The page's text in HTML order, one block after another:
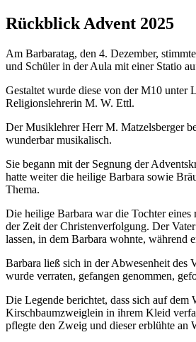
Rückblick Advent 2025
Am Barbaratag, den 4. Dezember,
und Schüler in der Aula mit einer Statio
Gestaltet wurde diese von der M10 unter
Religionslehrerin M. W. Ettl.
Der Musiklehrer Herr M. Matzelsberger
wunderbar musikalisch.
Sie begann mit der Segnung der
hatte weiter die heilige Barbara sowie
Thema.
Die heilige Barbara war die Tochter
der Zeit der Christenverfolgung. Der
lassen, in dem Barbara wohnte, während
Barbara ließ sich in der Abwesenheit des
wurde verraten, gefangen genommen,
Die Legende berichtet, dass sich auf dem
Kirschbaumzweiglein in ihrem Kleid
pflegte den Zweig und dieser erblühte an